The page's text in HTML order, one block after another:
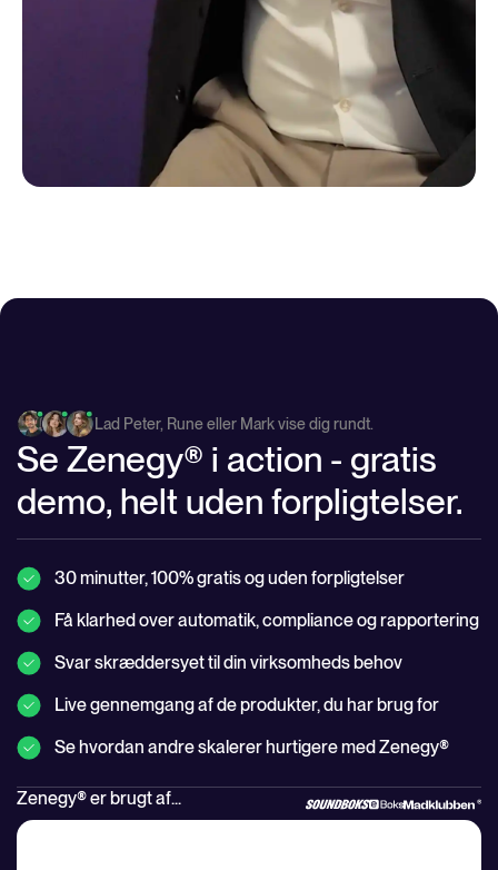
Lad Peter, Rune eller Mark vise dig rundt.
Se Zenegy® i action - gratis
demo, helt uden forpligtelser.
30 minutter, 100% gratis og uden forpligtelser
Få klarhed over automatik, compliance og rapportering
Svar skræddersyet til din virksomheds behov
Live gennemgang af de produkter, du har brug for
Se hvordan andre skalerer hurtigere med Zenegy®
Zenegy® er brugt af...